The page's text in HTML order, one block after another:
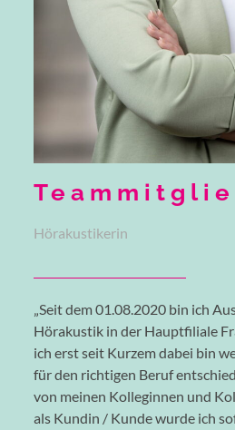
Hörakustikerin
„Seit dem 01.08.2020 bin ich
Hörakustik in der Hauptfiliale
ich erst seit Kurzem dabei bin
für den richtigen Beruf
von meinen Kolleginnen und
als Kundin / Kunde wurde ich